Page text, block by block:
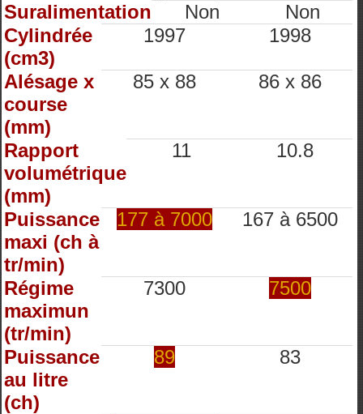
Suralimentation Non
Non
Cylindrée
(cm3)
1997 1998
Alésage x
course
(mm)
85 x 88 86 x 86
Rapport
volumétrique
(mm)
11 10.8
Puissance
maxi (ch à
tr/min)
177 à 7000 167 à 6500
Régime
maximun
(tr/min)
7300 7500
Puissance
au litre
(ch)
89 83